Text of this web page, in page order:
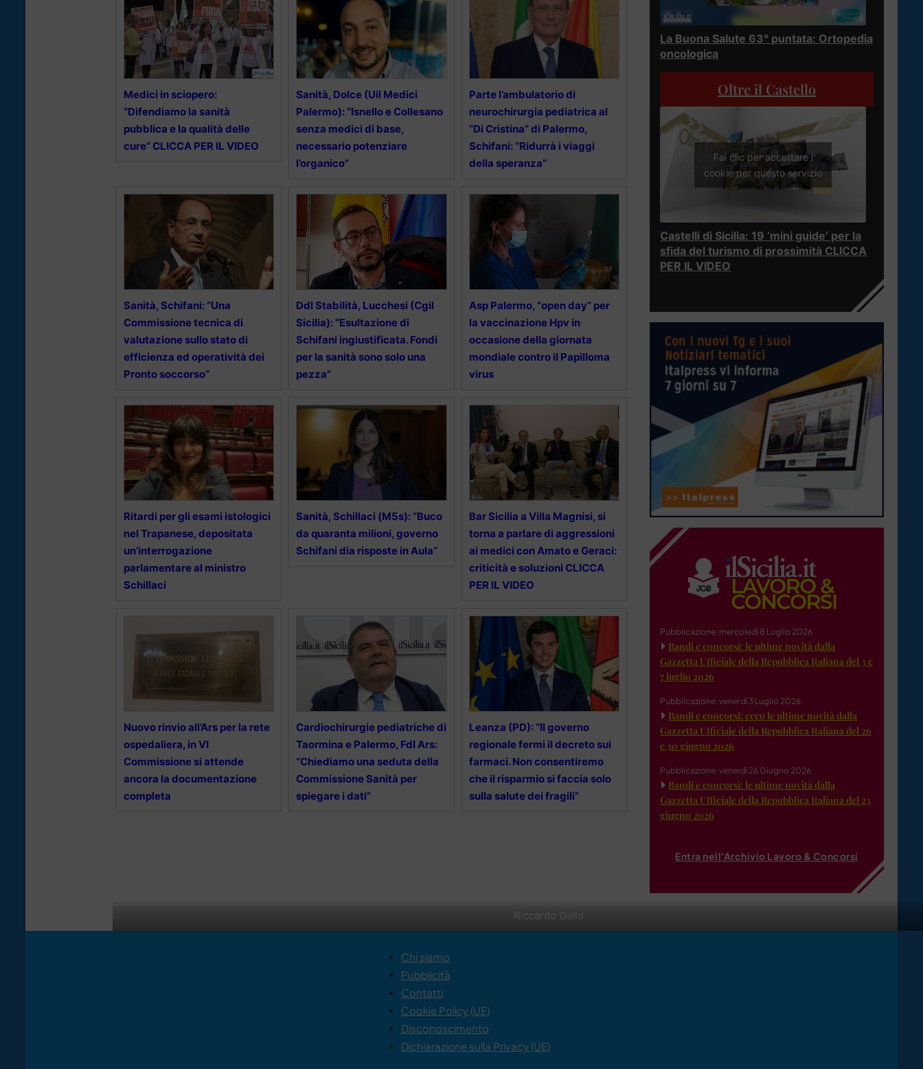
Riccardo Gallo
Medici in sciopero:
“Difendiamo la sanità
pubblica e la qualità delle
cure” CLICCA PER IL VIDEO
Sanità, Dolce (Uil Medici
Palermo): “Isnello e Collesano
senza medici di base,
necessario potenziare
l’organico”
Parte l’ambulatorio di
neurochirurgia pediatrica al
“Di Cristina” di Palermo,
Schifani: “Ridurrà i viaggi
della speranza”
Sanità, Schifani: “Una
Commissione tecnica di
valutazione sullo stato di
efficienza ed operatività dei
Pronto soccorso”
Ddl Stabilità, Lucchesi (Cgil
Sicilia): “Esultazione di
Schifani ingiustificata. Fondi
per la sanità sono solo una
pezza”
Asp Palermo, “open day” per
la vaccinazione Hpv in
occasione della giornata
mondiale contro il Papilloma
virus
Ritardi per gli esami istologici
nel Trapanese, depositata
un’interrogazione
parlamentare al ministro
Schillaci
Sanità, Schillaci (M5s): “Buco
da quaranta milioni, governo
Schifani dia risposte in Aula”
Bar Sicilia a Villa Magnisi, si
torna a parlare di aggressioni
ai medici con Amato e Geraci:
criticità e soluzioni CLICCA
PER IL VIDEO
Nuovo rinvio all’Ars per la rete
ospedaliera, in VI
Commissione si attende
ancora la documentazione
completa
Cardiochirurgie pediatriche di
Taormina e Palermo, FdI Ars:
“Chiediamo una seduta della
Commissione Sanità per
spiegare i dati”
Leanza (PD): “Il governo
regionale fermi il decreto sui
farmaci. Non consentiremo
che il risparmio si faccia solo
sulla salute dei fragili”
La Buona Salute 63° puntata: Ortopedia
oncologica
Oltre il Castello
Fai clic per accettare i
cookie per questo servizio
Castelli di Sicilia: 19 ‘mini guide’ per la
sfida del turismo di prossimità CLICCA
PER IL VIDEO
Pubblicazione: mercoledì 8 Luglio 2026
Bandi e concorsi: le ultime novità dalla
Gazzetta Ufficiale della Repubblica Italiana del 3 e
7 luglio 2026
Pubblicazione: venerdì 3 Luglio 2026
Bandi e concorsi: ecco le ultime novità dalla
Gazzetta Ufficiale della Repubblica Italiana del 26
e 30 giugno 2026
Pubblicazione: venerdì 26 Giugno 2026
Bandi e concorsi: le ultime novità dalla
Gazzetta Ufficiale della Repubblica Italiana del 23
giugno 2026
Entra nell'Archivio Lavoro & Concorsi
Chi siamo
Pubblicità
Contatti
Cookie Policy (UE)
Disconoscimento
Dichiarazione sulla Privacy (UE)